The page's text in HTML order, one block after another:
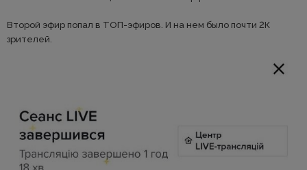
Второй эфир попал в ТОП-эфиров. И на нем было почти 2К
зрителей.